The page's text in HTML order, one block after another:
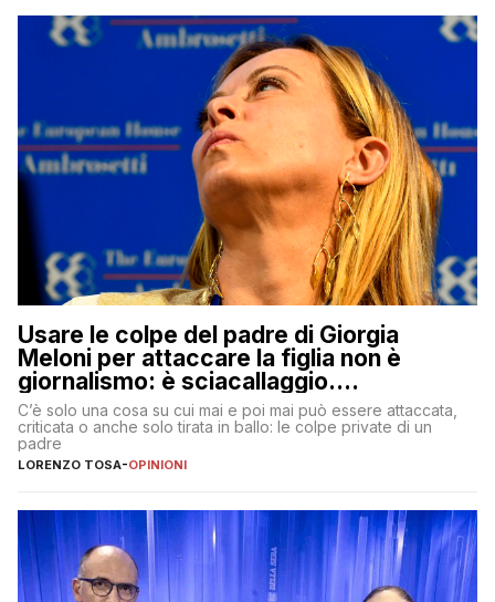
Usare le colpe del padre di Giorgia
Meloni per attaccare la figlia non è
giornalismo: è sciacallaggio.
Dimostriamo di essere diversi
C’è solo una cosa su cui mai e poi mai può essere attaccata,
criticata o anche solo tirata in ballo: le colpe private di un
padre
LORENZO TOSA-OPINIONI